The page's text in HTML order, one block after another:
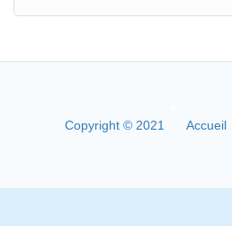
Copyright © 2021 Accueil